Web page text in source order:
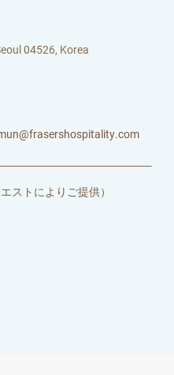
04526, Korea
ストによりご提供）